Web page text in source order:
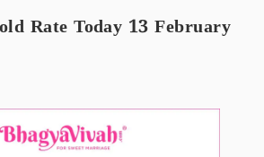
Rate Today 13 February